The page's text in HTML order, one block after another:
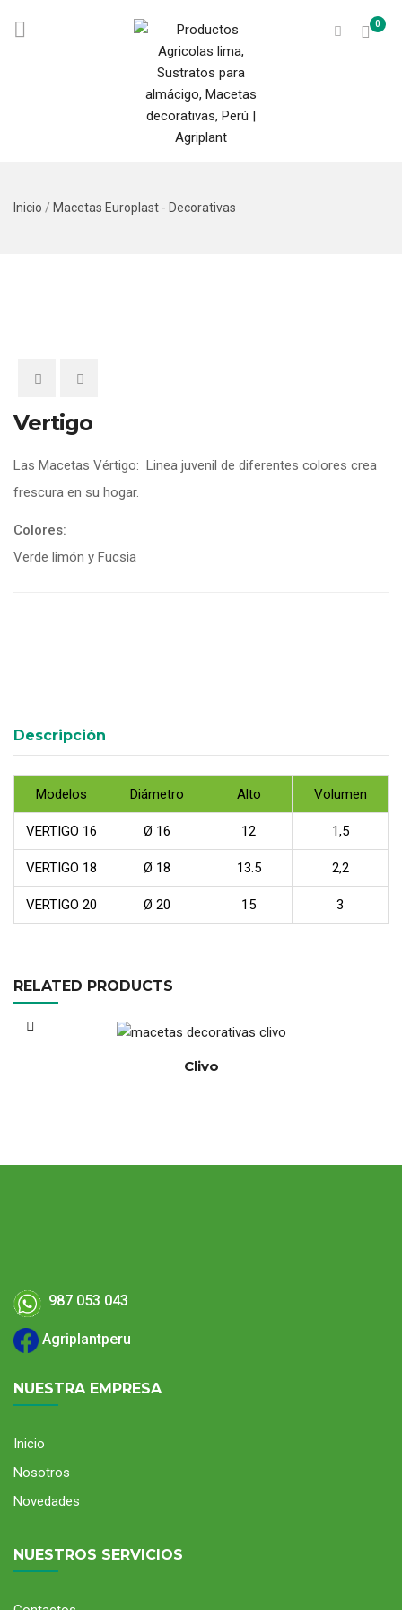
0
Inicio / Macetas Europlast - Decorativas
Vertigo
Las Macetas Vértigo: Linea juvenil de diferentes colores crea
frescura en su hogar.
Colores:
Verde limón y Fucsia
Descripción
Modelos Diámetro Alto Volumen
VERTIGO 16 Ø 16 12 1,5
VERTIGO 18 Ø 18 13.5 2,2
VERTIGO 20 Ø 20 15 3
RELATED PRODUCTS
Clivo
987 053 043
Agriplantperu
NUESTRA EMPRESA
Inicio
Nosotros
Novedades
NUESTROS SERVICIOS